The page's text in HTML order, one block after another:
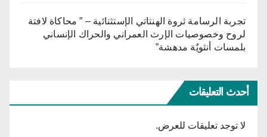
تجربة الرسامة ثروة الهنتاتي الإستثنائية – ” محاكاة لافتة
لروح وخصوصيات الإرث العمراني والحراك الإنساني
بلمسات أنثويٌة مدهشة”
أحدث التعليقات
لا توجد تعليقات للعرض.